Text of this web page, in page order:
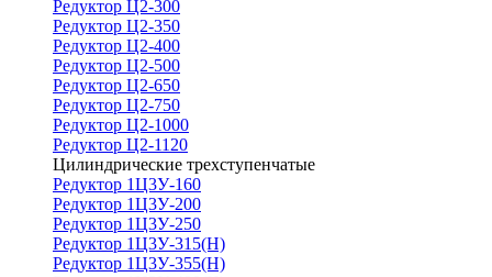
Редуктор Ц2-300
Редуктор Ц2-350
Редуктор Ц2-400
Редуктор Ц2-500
Редуктор Ц2-650
Редуктор Ц2-750
Редуктор Ц2-1000
Редуктор Ц2-1120
Цилиндрические трехступенчатые
Редуктор 1Ц3У-160
Редуктор 1Ц3У-200
Редуктор 1Ц3У-250
Редуктор 1Ц3У-315(Н)
Редуктор 1Ц3У-355(Н)